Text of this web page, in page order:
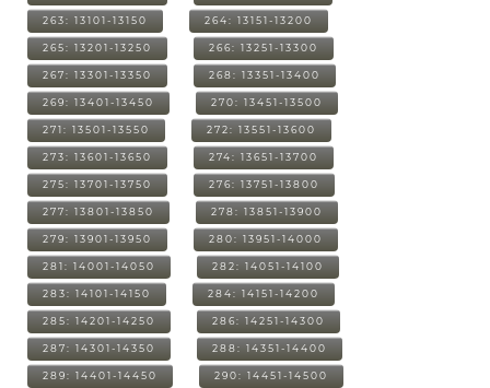
263: 13101-13150 264: 13151-13200
265: 13201-13250 266: 13251-13300
267: 13301-13350 268: 13351-13400
269: 13401-13450 270: 13451-13500
271: 13501-13550 272: 13551-13600
273: 13601-13650 274: 13651-13700
275: 13701-13750 276: 13751-13800
277: 13801-13850 278: 13851-13900
279: 13901-13950 280: 13951-14000
281: 14001-14050 282: 14051-14100
283: 14101-14150 284: 14151-14200
285: 14201-14250 286: 14251-14300
287: 14301-14350 288: 14351-14400
289: 14401-14450 290: 14451-14500